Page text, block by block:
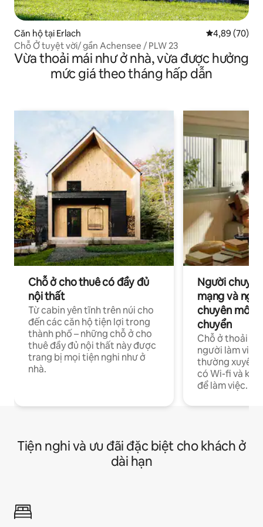
Căn hộ tại Erlach Xếp hạng
4,89 (70)
Chỗ Ở tuyệt vời/ gần Achensee / PLW 23
Vừa thoải mái như ở nhà, vừa được hưởng
mức giá theo tháng hấp dẫn
Chỗ ở cho thuê có đầy đủ
nội thất
Từ cabin yên tĩnh trên núi cho
đến các căn hộ tiện lợi trong
thành phố – những chỗ ở cho
thuê đầy đủ nội thất này được
trang bị mọi tiện nghi như ở
nhà.
Người
mạng và
chuyên môn
chuyển
Chỗ ở thoải
người làm việc
thường xuyên
có Wi-fi và
để làm việc.
Tiện nghi và ưu đãi đặc biệt cho khách ở
dài hạn